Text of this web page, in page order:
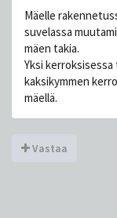
Mäelle
suvelassa
mäen takia.
Yksi
kaksikymmen
mäellä.
Vastaa